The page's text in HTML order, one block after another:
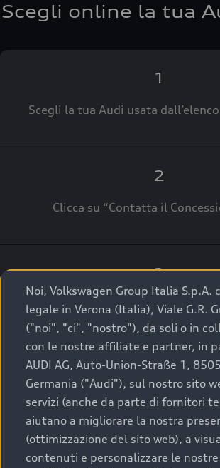
Scegli online la tua
1
Scegli la tua Audi usata
2
Clicca su “Contatta il
3
A breve verrai ricontattato dal
Audi Center o direttamente dal
che ti supporterà per finalizzare la
La qualità di
un’auto usata Audi
Noi, Volkswagen Group Italia S.p.A.
legale in Verona (Italia), Viale G.R.
("noi", "ci", "nostro"), da soli o in
con le nostre affiliate e partner, in
AUDI AG, Auto-Union-Straße 1,
Germania ("Audi"), sul nostro sito
servizi (anche da parte di fornitori
aiutano a migliorare la nostra
(ottimizzazione del sito web), a
contenuti e personalizzare le